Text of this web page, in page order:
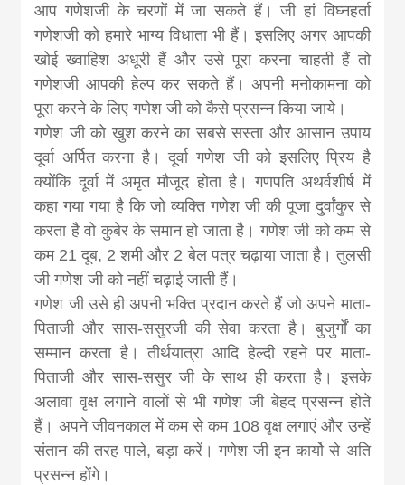
आप गणेशजी के चरणों में जा सकते हैं। जी हां विघ्नहर्ता
गणेशजी को हमारे भाग्य विधाता भी हैं। इसलिए अगर आपकी
खोई ख्वाहिश अधूरी हैं और उसे पूरा करना चाहती हैं तो
गणेशजी आपकी हेल्‍प कर सकते हैं। अपनी मनोकामना को
पूरा करने के लिए गणेश जी को कैसे प्रसन्‍न किया जाये।
गणेश जी को खुश करने का सबसे सस्ता और आसान उपाय
दूर्वा अर्पित करना है। दूर्वा गणेश जी को इसलिए प्रिय है
क्योंकि दूर्वा में अमृत मौजूद होता है। गणपति अथर्वशीर्ष में
कहा गया गया है कि जो व्यक्ति गणेश जी की पूजा दुर्वांकुर से
करता है वो कुबेर के समान हो जाता है। गणेश जी को कम से
कम 21 दूब, 2 शमी और 2 बेल पत्र चढ़ाया जाता है। तुलसी
जी गणेश जी को नहीं चढ़ाई जाती हैं।
गणेश जी उसे ही अपनी भक्ति प्रदान करते हैं जो अपने माता-
पिताजी और सास-ससुरजी की सेवा करता है। बुजुर्गों का
सम्मान करता है। तीर्थयात्रा आदि हेल्‍दी रहने पर माता-
पिताजी और सास-ससुर जी के साथ ही करता है। इसके
अलावा वृक्ष लगाने वालों से भी गणेश जी बेहद प्रसन्‍न होते
हैं। अपने जीवनकाल में कम से कम 108 वृक्ष लगाएं और उन्हें
संतान की तरह पाले, बड़ा करें। गणेश जी इन कार्यो से अति
प्रसन्न होंगे।